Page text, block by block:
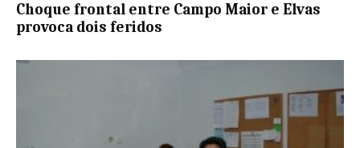
Choque frontal entre Campo Maior e Elvas
provoca dois feridos